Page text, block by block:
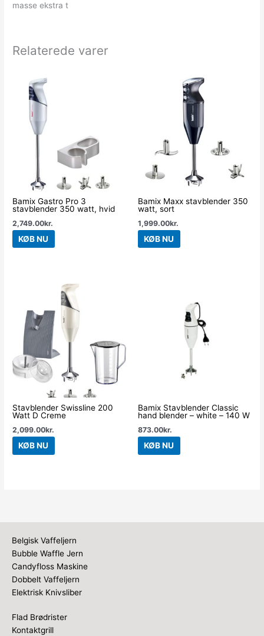
masse ekstra t
Relaterede varer
Bamix Gastro Pro 3
stavblender 350 watt, hvid
2,749.00kr.
KØB NU
Bamix Maxx stavblender 350
watt, sort
1,999.00kr.
KØB NU
Stavblender Swissline 200
Watt D Creme
2,099.00kr.
KØB NU
Bamix Stavblender Classic
hand blender – white – 140 W
873.00kr.
KØB NU
Belgisk Vaffeljern
Bubble Waffle Jern
Candyfloss Maskine
Dobbelt Vaffeljern
Elektrisk Knivsliber
Flad Brødrister
Kontaktgrill